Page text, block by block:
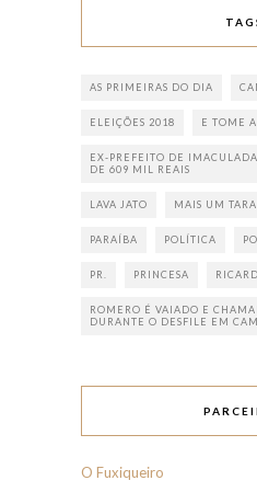
AS PRIMEIRAS DO DIA
ELEIÇÕES 2018 E TOME
EX-PREFEITO DE
DE 609 MIL REAIS
LAVA JATO MAIS UM
PARAÍBA POLÍTICA
PR. PRINCESA
ROMERO É VAIADO E
DURANTE O DESFILE EM
O Fuxiqueiro